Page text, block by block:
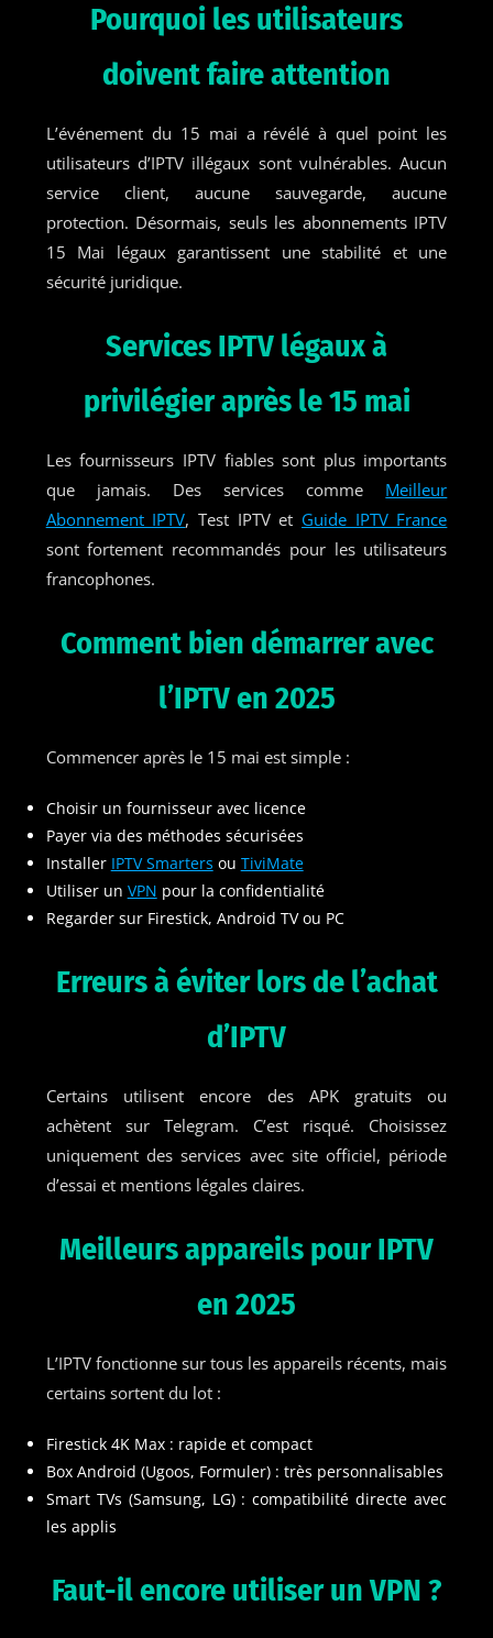
Pourquoi les utilisateurs
doivent faire attention
L’événement du 15 mai a révélé à quel point les
utilisateurs d’IPTV illégaux sont vulnérables. Aucun
service client, aucune sauvegarde, aucune
protection. Désormais, seuls les abonnements IPTV
15 Mai légaux garantissent une stabilité et une
sécurité juridique.
Services IPTV légaux à
privilégier après le 15 mai
Les fournisseurs IPTV fiables sont plus importants
que jamais. Des services comme Meilleur
Abonnement IPTV, Test IPTV et Guide IPTV France
sont fortement recommandés pour les utilisateurs
francophones.
Comment bien démarrer avec
l’IPTV en 2025
Commencer après le 15 mai est simple :
Choisir un fournisseur avec licence
Payer via des méthodes sécurisées
Installer IPTV Smarters ou TiviMate
Utiliser un VPN pour la confidentialité
Regarder sur Firestick, Android TV ou PC
Erreurs à éviter lors de l’achat
d’IPTV
Certains utilisent encore des APK gratuits ou
achètent sur Telegram. C’est risqué. Choisissez
uniquement des services avec site officiel, période
d’essai et mentions légales claires.
Meilleurs appareils pour IPTV
en 2025
L’IPTV fonctionne sur tous les appareils récents, mais
certains sortent du lot :
Firestick 4K Max : rapide et compact
Box Android (Ugoos, Formuler) : très personnalisables
Smart TVs (Samsung, LG) : compatibilité directe avec
les applis
Faut-il encore utiliser un VPN ?